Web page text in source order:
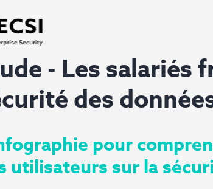
- Les salariés
des
pour
utilisateurs sur la